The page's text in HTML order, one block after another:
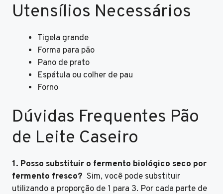
Utensílios Necessários
Tigela grande
Forma para pão
Pano de prato
Espátula ou colher de pau
Forno
Dúvidas Frequentes Pão
de Leite Caseiro
1. Posso substituir o fermento biológico seco por
fermento fresco? Sim, você pode substituir
utilizando a proporção de 1 para 3. Por cada parte de